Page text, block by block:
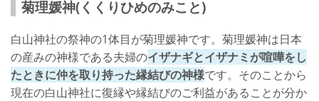
菊理媛神(くくりひめのみこと)
白山神社の祭神の1体目が菊理媛神です。菊理媛神は日本
の産みの神様である夫婦のイザナギとイザナミが喧嘩をし
たときに仲を取り持った縁結びの神様です。そのことから
現在の白山神社に復縁や縁結びのご利益があることが分か